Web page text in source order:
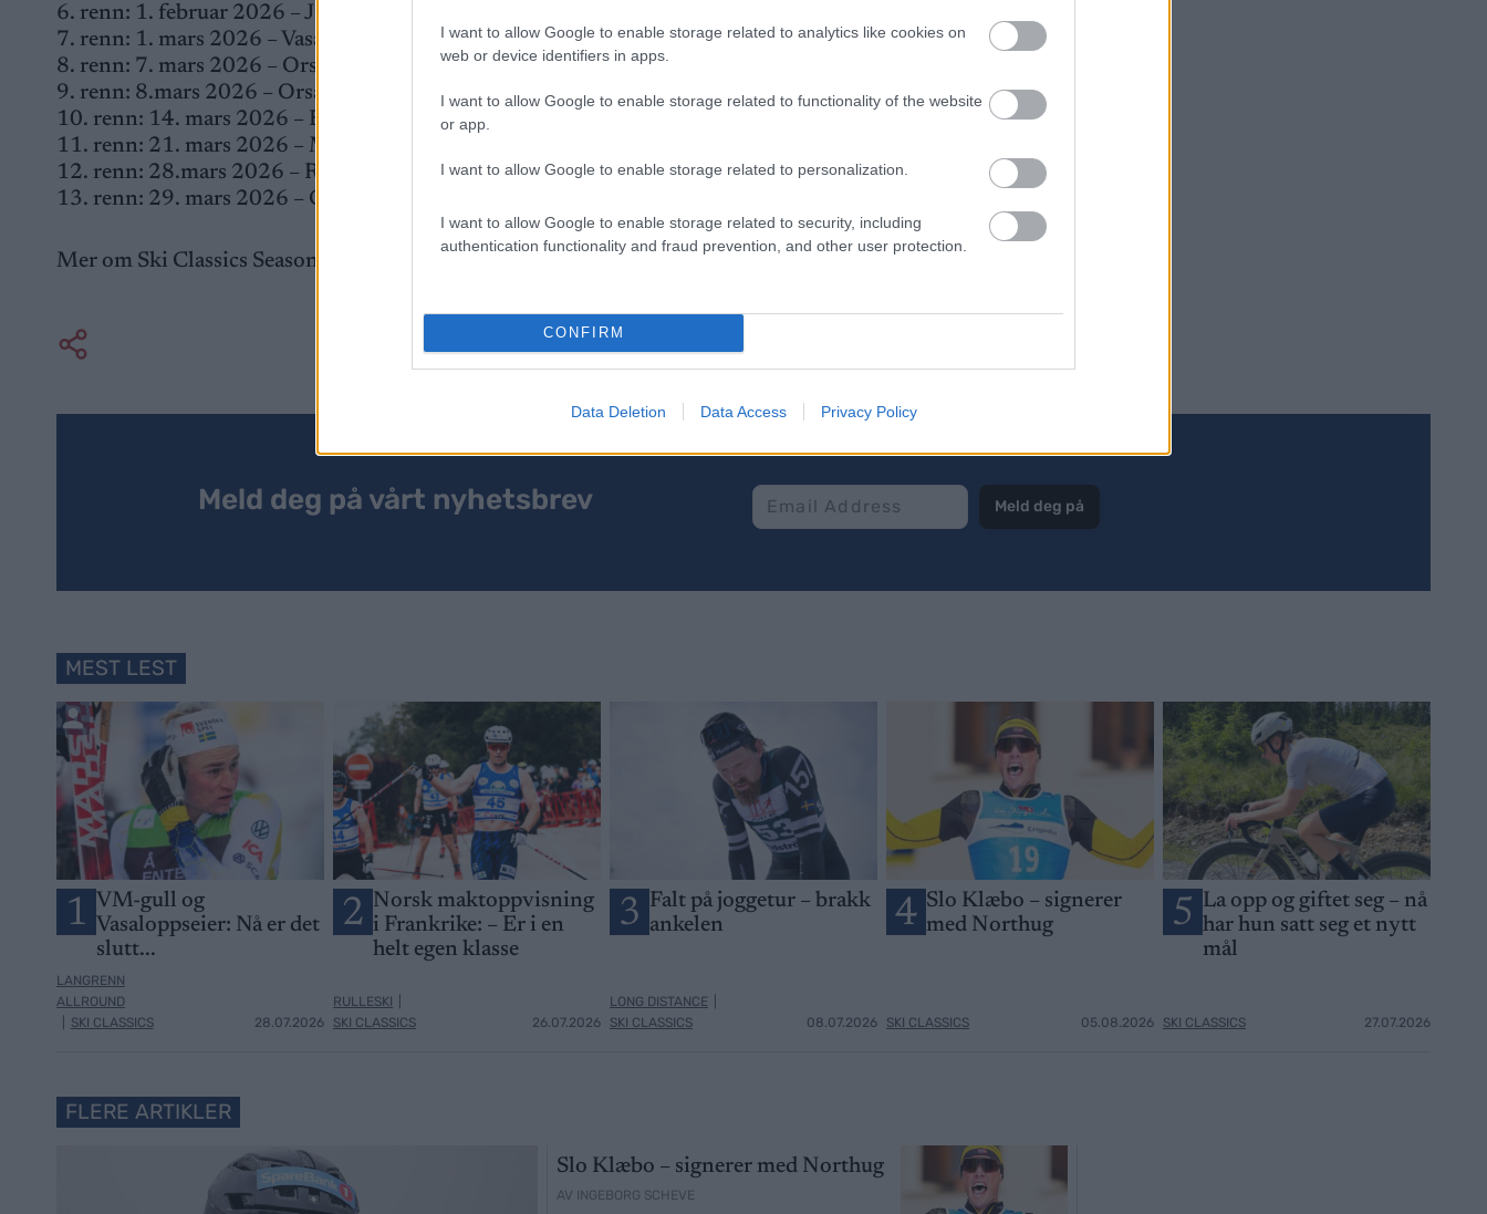
I want to allow Google to enable storage related to analytics like cookies on
web or device identifiers in apps.
I want to allow Google to enable storage related to functionality of the website
or app.
I want to allow Google to enable storage related to personalization.
I want to allow Google to enable storage related to security, including
authentication functionality and fraud prevention, and other user protection.
CONFIRM
Data Deletion Data Access Privacy Policy
6. renn: 1. februar 2026 – Jizerská50 – Bedřichov, Tsjekkia, 50 km
7. renn: 1. mars 2026 – Vasaloppet – Sälen-Mora, Sverige, 90 km
8. renn: 7. mars 2026 – Orsa Grönklitt 50k ITT kvinner – Grönklitt, Sverige, 50km
9. renn: 8.mars 2026 – Orsa Grönklitt 50k ITT herrer – Grönklitt, Sweden, 50km
10. renn: 14. mars 2026 – Birkebeinerrennet – Rena-Lillehammer, Norge, 54km
11. renn: 21. mars 2026 – Marcialonga Bodø – Bodø, Norge, 50 km
12. renn: 28.mars 2026 – Reistadløpet – Setermoen-Bardufoss, Norge, 46km
13. renn: 29. mars 2026 – Grand Finale Summit 2 Senja – Bardufoss-Finnsnes, Norge, 60 km
Mer om Ski Classics Season XVII finner du
Meld deg på vårt nyhetsbrev Meld deg på
MEST LEST
1 VM-gull og
Vasaloppseier: Nå er det
slutt...
LANGRENN
ALLROUND
SKI CLASSICS 28.07.2026
2 Norsk maktoppvisning
i Frankrike: – Er i en
helt egen klasse
RULLESKI
SKI CLASSICS
26.07.2026
3 Falt på joggetur – brakk
ankelen
LONG DISTANCE
SKI CLASSICS
08.07.2026
4 Slo Klæbo – signerer
med Northug
SKI CLASSICS 05.08.2026
5 La opp og giftet seg – nå
har hun satt seg et nytt
mål
SKI CLASSICS 27.07.2026
FLERE ARTIKLER
Slo Klæbo – signerer med Northug
AV INGEBORG SCHEVE